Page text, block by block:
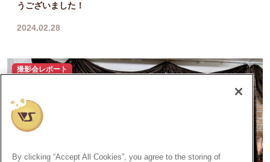
うございました！
2024.02.28
撮影会レポート
By clicking “Accept All Cookies”, you agree to the storing of